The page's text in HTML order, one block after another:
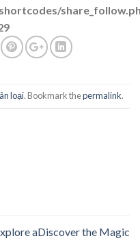
loại. Bookmark thepermalink.
aDiscover the Magic